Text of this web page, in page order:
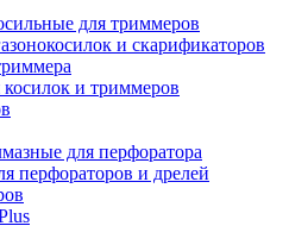
для триммеров
и скарификаторов
и триммеров
для перфоратора
перфораторов и дрелей